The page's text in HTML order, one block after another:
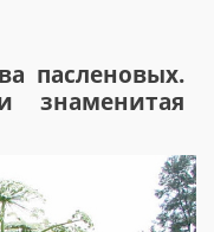
пасленовых.
знаменитая